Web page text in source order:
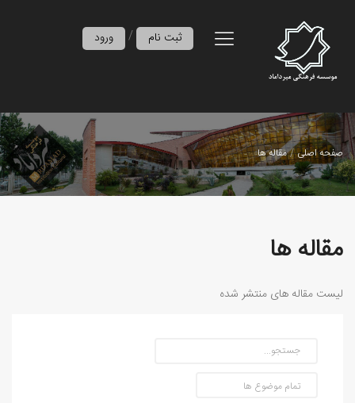
ورود / ثبت نام
صفحه اصلی مقاله ها
مقاله ها
لیست مقاله های منتشر شده